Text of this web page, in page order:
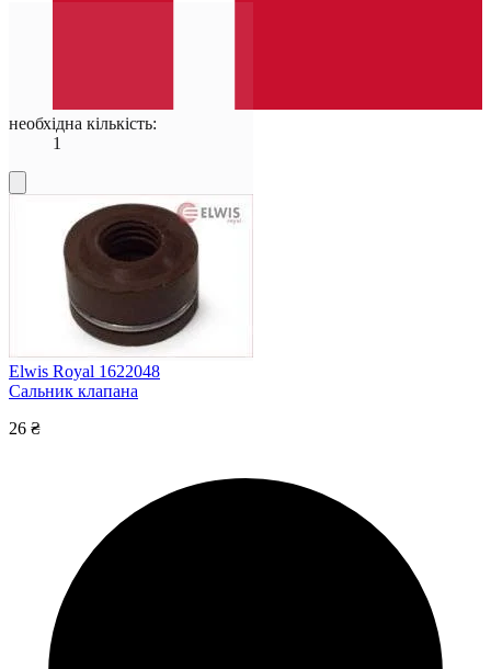
необхідна кількість:
1
Elwis Royal 1622048
Сальник клапана
26 ₴